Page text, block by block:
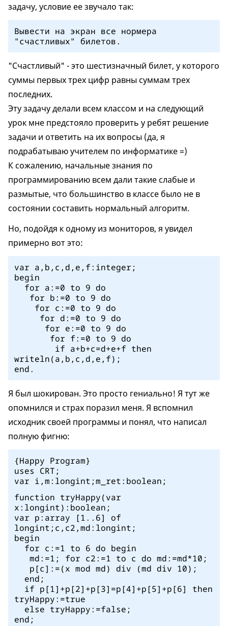
задачу, условие ее звучало так:
Вывести на экран все нормера
"счастливых" билетов.
"Счастливый" - это шестизначный билет, у которого
суммы первых трех цифр равны суммам трех
последних.
Эту задачу делали всем классом и на следующий
урок мне предстояло проверить у ребят решение
задачи и ответить на их вопросы (да, я
подрабатываю учителем по информатике =)
К сожалению, начальные знания по
программированию всем дали такие слабые и
размытые, что большинство в классе было не в
состоянии составить нормальный алгоритм.
Но, подойдя к одному из мониторов, я увидел
примерно вот это:
var a,b,c,d,e,f:integer;
begin
for a:=0 to 9 do
for b:=0 to 9 do
for c:=0 to 9 do
for d:=0 to 9 do
for e:=0 to 9 do
for f:=0 to 9 do
if a+b+c=d+e+f then
writeln(a,b,c,d,e,f);
end.
Я был шокирован. Это просто гениально! Я тут же
опомнился и страх поразил меня. Я вспомнил
исходник своей программы и понял, что написал
полную фигню:
{Happy Program}
uses CRT;
var i,m:longint;m_ret:boolean;
function tryHappy(var
x:longint):boolean;
var p:array [1..6] of
longint;c,c2,md:longint;
begin
for c:=1 to 6 do begin
md:=1; for c2:=1 to c do md:=md*10;
p[c]:=(x mod md) div (md div 10);
end;
if p[1]+p[2]+p[3]=p[4]+p[5]+p[6] then
tryHappy:=true
else tryHappy:=false;
end;